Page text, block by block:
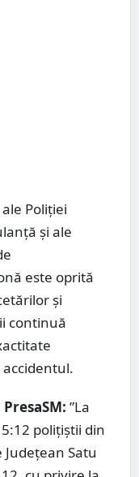
Poliției
și ale
este oprită
și
continuă
”La
polițiștii din
Satu